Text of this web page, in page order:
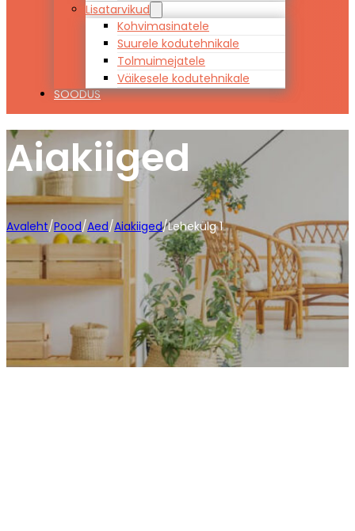
Lisatarvikud
Kohvimasinatele
Suurele kodutehnikale
Tolmuimejatele
Väikesele kodutehnikale
SOODUS
Aiakiiged
Avaleht/Pood/Aed/Aiakiiged/Lehekülg 1